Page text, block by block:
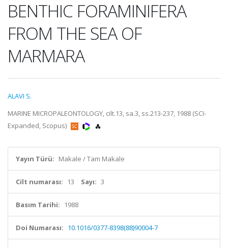
BENTHIC FORAMINIFERA
FROM THE SEA OF
MARMARA
ALAVI S.
MARINE MICROPALEONTOLOGY, cilt.13, sa.3, ss.213-237, 1988 (SCI-
Expanded, Scopus)
Yayın Türü: Makale / Tam Makale
Cilt numarası: 13 Sayı: 3
Basım Tarihi: 1988
Doi Numarası: 10.1016/0377-8398(88)90004-7